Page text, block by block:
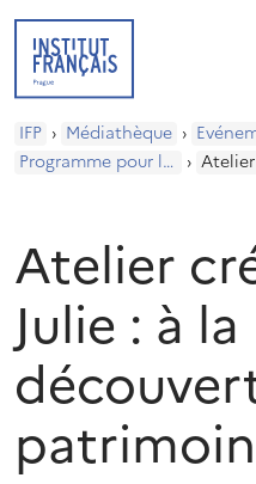
IFP › Médiathèque ›
Programme pour les enfants ›
Atelier
Julie : à la